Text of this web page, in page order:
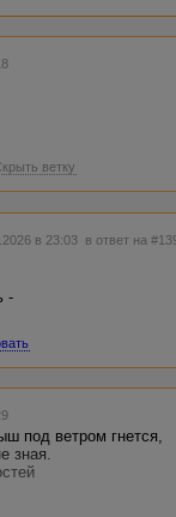
ветку
в 23:03 в ответ на
-
под ветром гнется,
зная.